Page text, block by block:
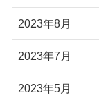
2023年8月
2023年7月
2023年5月